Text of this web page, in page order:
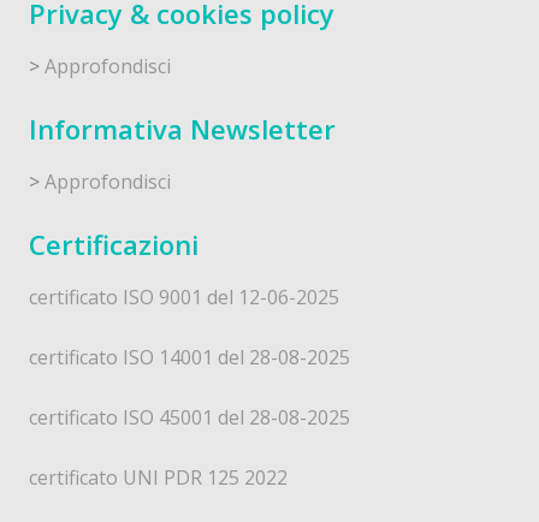
Privacy & cookies policy
>Approfondisci
Informativa Newsletter
>Approfondisci
Certificazioni
certificato ISO 9001 del 12-06-2025
certificato ISO 14001 del 28-08-2025
certificato ISO 45001 del 28-08-2025
certificato UNI PDR 125 2022